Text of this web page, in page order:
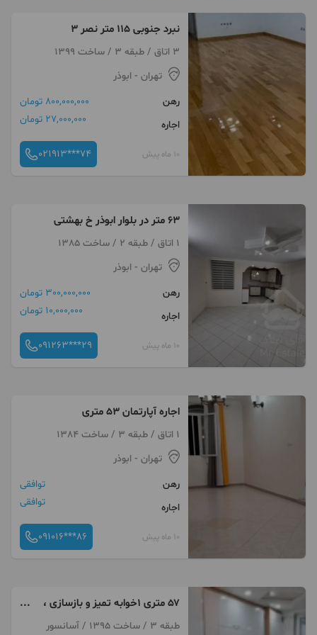
نبرد جنوبی ۱۱۵ متر نصر ۳
3 اتاق / طبقه 3 / ساخت 1399
تهران - ابوذر
رهن
800,000,000 تومان
اجاره
27,000,000 تومان
10 ماه پیش 021913***74
۶۳ متر در بلوار ابوذر خ بهشتی
1 اتاق / طبقه 2 / ساخت 1385
تهران - ابوذر
رهن
300,000,000 تومان
اجاره
10,000,000 تومان
10 ماه پیش 091263***29
اجاره آپارتمان ۵۳ متری
1 اتاق / طبقه 3 / ساخت 1384
تهران - ابوذر
رهن
توافقی
اجاره
توافقی
10 ماه پیش 091016***86
۵۷ متری ۱خوابه تمیز و بازسازی ،
ابوذر بهشتی
طبقه 3 / ساخت 1395 / آسانسور